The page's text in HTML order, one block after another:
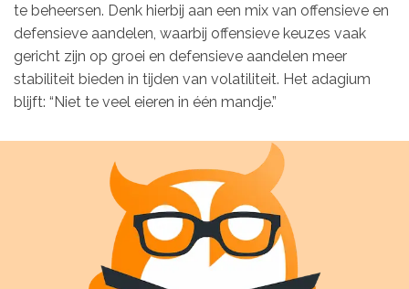
te beheersen. Denk hierbij aan een mix van offensieve en
defensieve aandelen, waarbij offensieve keuzes vaak
gericht zijn op groei en defensieve aandelen meer
stabiliteit bieden in tijden van volatiliteit. Het adagium
blijft: “Niet te veel eieren in één mandje.”